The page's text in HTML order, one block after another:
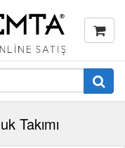
Takımı